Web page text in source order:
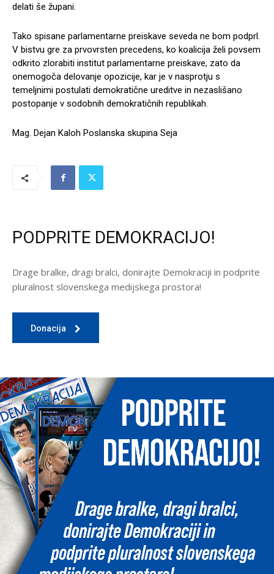
delati še župani.
Tako spisane parlamentarne preiskave seveda ne bom podprl.
V bistvu gre za prvovrsten precedens, ko koalicija želi povsem
odkrito zlorabiti institut parlamentarne preiskave, zato da
onemogoča delovanje opozicije, kar je v nasprotju s
temeljnimi postulati demokratične ureditve in nezaslišano
postopanje v sodobnih demokratičnih republikah.
Mag. Dejan Kaloh Poslanska skupina Seja
PODPRITE DEMOKRACIJO!
Drage bralke, dragi bralci, donirajte Demokraciji in podprite
pluralnost slovenskega medijskega prostora!
Donacija